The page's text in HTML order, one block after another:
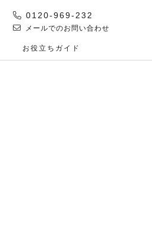
0120-969-232
メールでのお問い合わせ
お役⽴ちガイド